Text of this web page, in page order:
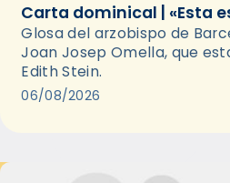
Carta dominical | «Esta
Glosa del arzobispo de
Joan Josep Omella, que
Edith Stein.
06/08/2026